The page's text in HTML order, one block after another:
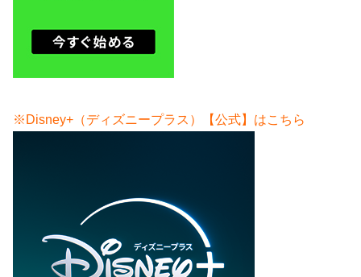
※Disney+（ディズニープラス）【公式】はこちら